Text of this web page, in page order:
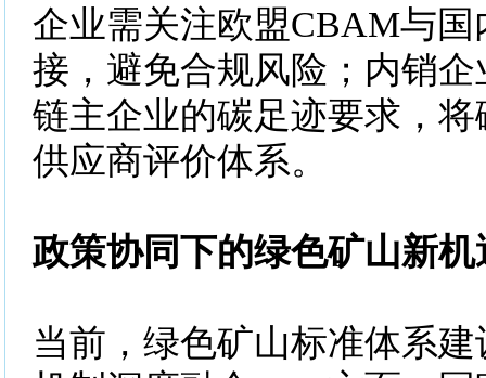
企业需关注欧盟CBAM与国
接，避免合规风险；内销
链主企业的碳足迹要求，
供应商评价体系。
政策协同下的绿色矿山新机
当前，绿色矿山标准体系